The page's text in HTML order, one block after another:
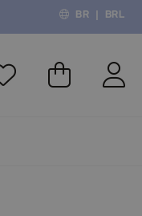
BR | BRL
O Meu